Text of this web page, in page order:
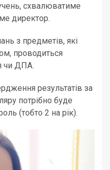
схвалюватиме
директор.
з предметів, які
проводиться
чи ДПА.
результатів за
потрібно буде
(тобто 2 на рік).